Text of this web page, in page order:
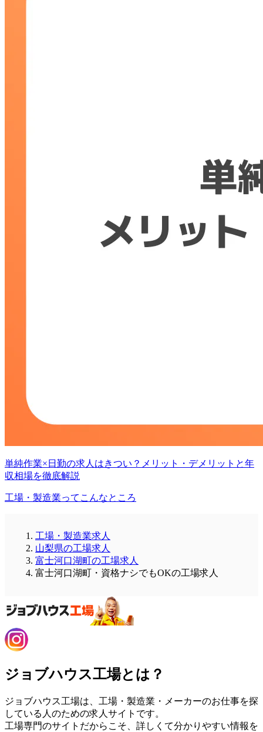
単純作業×日勤の求人はきつい？メリット・デメリットと年
収相場を徹底解説
工場・製造業ってこんなところ
工場・製造業求人
山梨県の工場求人
富士河口湖町の工場求人
富士河口湖町・資格ナシでもOKの工場求人
ジョブハウス工場とは？
ジョブハウス工場は、工場・製造業・メーカーのお仕事を探
している人のための求人サイトです。
工場専門のサイトだからこそ、詳しくて分かりやすい情報を